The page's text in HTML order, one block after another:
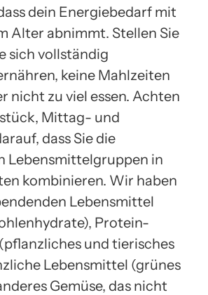
dein Energiebedarf mit
Alter abnimmt. Stellen Sie
sich vollständig
keine Mahlzeiten
nicht zu viel essen. Achten
Mittag- und
dass Sie die
Lebensmittelgruppen in
kombinieren. Wir haben
Lebensmittel
Protein-
und tierisches
Lebensmittel (grünes
Gemüse, das nicht